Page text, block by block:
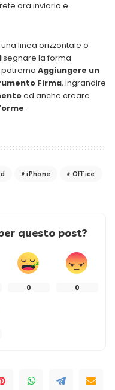
ora inviarlo e
linea orizzontale o
la forma
Aggiungere un
Firma, ingrandire
ed anche creare
.
iPhone
Office
questo post?
0 0